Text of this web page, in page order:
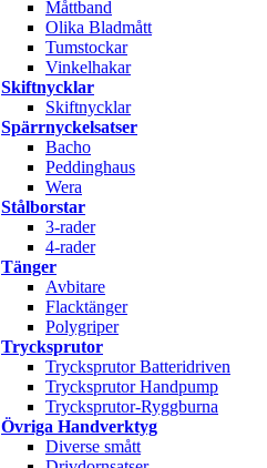
Måttband
Olika Bladmått
Tumstockar
Vinkelhakar
Skiftnycklar
Skiftnycklar
Spärrnyckelsatser
Bacho
Peddinghaus
Wera
Stålborstar
3-rader
4-rader
Tänger
Avbitare
Flacktänger
Polygriper
Trycksprutor
Trycksprutor Batteridriven
Trycksprutor Handpump
Trycksprutor-Ryggburna
Övriga Handverktyg
Diverse smått